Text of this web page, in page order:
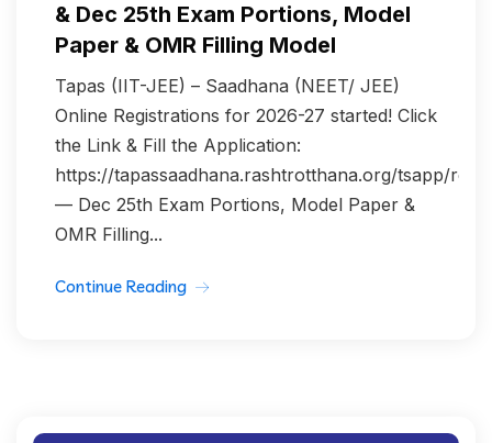
& Dec 25th Exam Portions, Model
Paper & OMR Filling Model
Tapas (IIT-JEE) – Saadhana (NEET/ JEE)
Online Registrations for 2026-27 started! Click
the Link & Fill the Application:
https://tapassaadhana.rashtrotthana.org/tsapp/
— Dec 25th Exam Portions, Model Paper &
OMR Filling...
Continue Reading